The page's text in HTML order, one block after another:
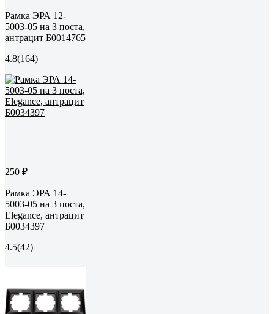
Рамка ЭРА 12-
5003-05 на 3 поста,
антрацит Б0014765
4.8(164)
250 ₽
Рамка ЭРА 14-
5003-05 на 3 поста,
Elegance, антрацит
Б0034397
4.5(42)